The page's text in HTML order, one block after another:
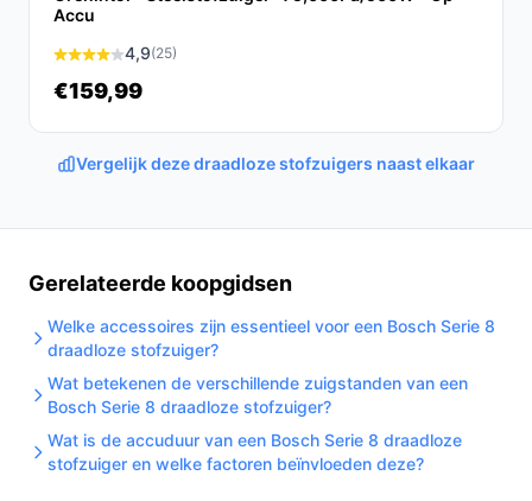
gemakkelijker dan ooit!
Ontdek alle specificaties en vergelijk prijzen op
bestedraadlozestofzuiger.nl. Kies bewust wat perfect
past bij jouw behoeften!
Accu
4,9(25)
€159,99
Vergelijk deze draadloze stofzuigers naast elkaar
Gerelateerde koopgidsen
Welke accessoires zijn essentieel voor een Bosch Serie 8
draadloze stofzuiger?
Wat betekenen de verschillende zuigstanden van een
Bosch Serie 8 draadloze stofzuiger?
Wat is de accuduur van een Bosch Serie 8 draadloze
stofzuiger en welke factoren beïnvloeden deze?